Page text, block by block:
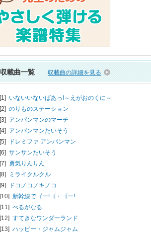
収載曲一覧 収載曲の詳細を見る
[1] いないいないばあっ!～えがおのくに～
[2] のりものステーション
[3] アンパンマンのマーチ
[4] アンパンマンたいそう
[5]
ドレミファ アンパンマン
[6] サンサンたいそう
[7] 勇気りんりん
[8]
ミライクルクル
[9]
ドコノコノキノコ
[10] 新幹線でゴー!ゴ・ゴー!
[11] べるがなる
[12] すてきなワンダーランド
[13] ハッピー・ジャムジャム